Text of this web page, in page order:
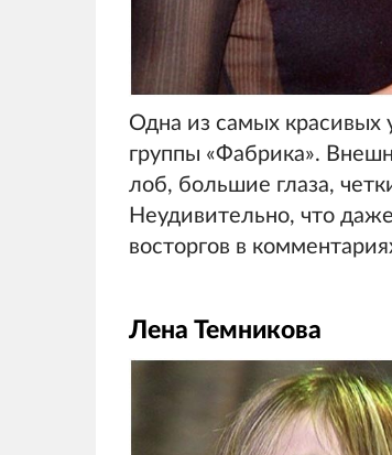
Одна из самых красивых
группы «Фабрика».
лоб, большие глаза,
Неудивительно, что
восторгов в
Лена Темникова